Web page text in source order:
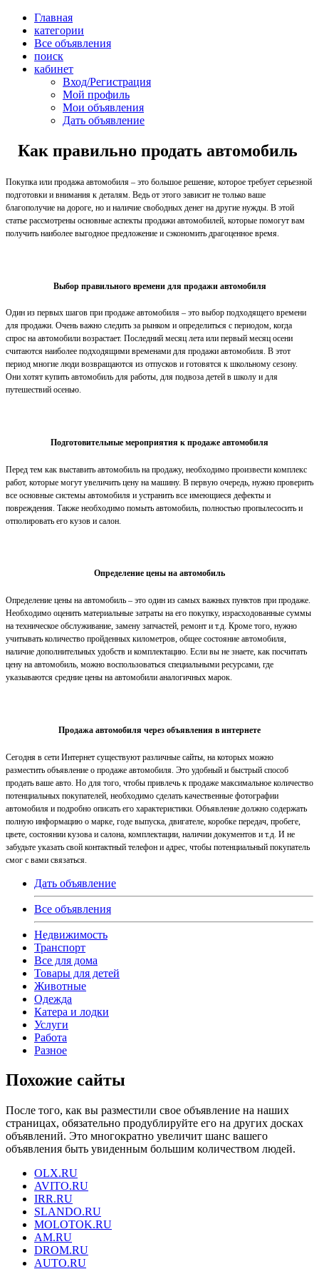
Главная
категории
Все объявления
поиск
кабинет
Вход/Регистрация
Мой профиль
Мои объявления
Дать объявление
Как правильно продать автомобиль
Покупка или продажа автомобиля – это большое решение, которое требует серьезной
подготовки и внимания к деталям. Ведь от этого зависит не только ваше
благополучие на дороге, но и наличие свободных денег на другие нужды. В этой
статье рассмотрены основные аспекты продажи автомобилей, которые помогут вам
получить наиболее выгодное предложение и сэкономить драгоценное время.
Выбор правильного времени для продажи автомобиля
Один из первых шагов при продаже автомобиля – это выбор подходящего времени
для продажи. Очень важно следить за рынком и определиться с периодом, когда
спрос на автомобили возрастает. Последний месяц лета или первый месяц осени
считаются наиболее подходящими временами для продажи автомобиля. В этот
период многие люди возвращаются из отпусков и готовятся к школьному сезону.
Они хотят купить автомобиль для работы, для подвоза детей в школу и для
путешествий осенью.
Подготовительные мероприятия к продаже автомобиля
Перед тем как выставить автомобиль на продажу, необходимо произвести комплекс
работ, которые могут увеличить цену на машину. В первую очередь, нужно проверить
все основные системы автомобиля и устранить все имеющиеся дефекты и
повреждения. Также необходимо помыть автомобиль, полностью пропылесосить и
отполировать его кузов и салон.
Определение цены на автомобиль
Определение цены на автомобиль – это один из самых важных пунктов при продаже.
Необходимо оценить материальные затраты на его покупку, израсходованные суммы
на техническое обслуживание, замену запчастей, ремонт и т.д. Кроме того, нужно
учитывать количество пройденных километров, общее состояние автомобиля,
наличие дополнительных удобств и комплектацию. Если вы не знаете, как посчитать
цену на автомобиль, можно воспользоваться специальными ресурсами, где
указываются средние цены на автомобили аналогичных марок.
Продажа автомобиля через объявления в интернете
Сегодня в сети Интернет существуют различные сайты, на которых можно
разместить объявление о продаже автомобиля. Это удобный и быстрый способ
продать ваше авто. Но для того, чтобы привлечь к продаже максимальное количество
потенциальных покупателей, необходимо сделать качественные фотографии
автомобиля и подробно описать его характеристики. Объявление должно содержать
полную информацию о марке, годе выпуска, двигателе, коробке передач, пробеге,
цвете, состоянии кузова и салона, комплектации, наличии документов и т.д. И не
забудьте указать свой контактный телефон и адрес, чтобы потенциальный покупатель
смог с вами связаться.
Дать объявление
Все объявления
Недвижимость
Транспорт
Все для дома
Товары для детей
Животные
Одежда
Катера и лодки
Услуги
Работа
Разное
Похожие сайты
После того, как вы разместили свое объявление на наших
страницах, обязательно продублируйте его на других досках
объявлений. Это многократно увеличит шанс вашего
объявления быть увиденным большим количеством людей.
OLX.RU
AVITO.RU
IRR.RU
SLANDO.RU
MOLOTOK.RU
AM.RU
DROM.RU
AUTO.RU